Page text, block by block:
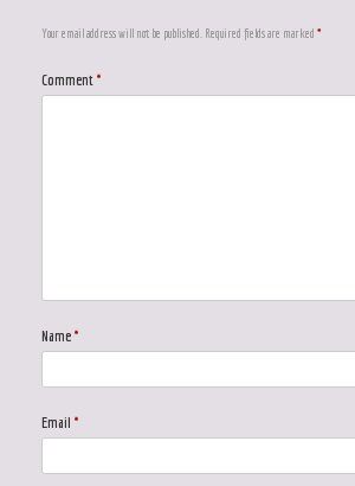
Your email address will not be published. Required fields are marked *
Comment *
Name *
Email *